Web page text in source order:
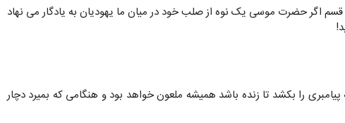
اگر حضرت موسی یک نوه از صلب خود در میان ما یهودیان به یادگار می نهاد
را بکشد تا زنده باشد همیشه ملعون خواهد بود و هنگامی که بمیرد دچار